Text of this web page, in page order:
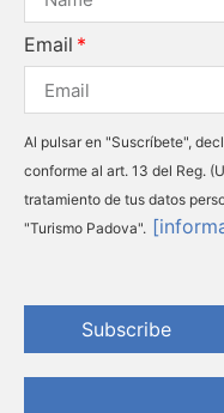
Email
Al pulsar en "Suscríbete",
conforme al art. 13 del Reg.
tratamiento de tus datos
"Turismo Padova".
Subscribe